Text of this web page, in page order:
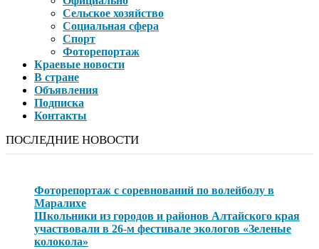
Сельское хозяйство
Социальная сфера
Спорт
Фоторепортаж
Краевые новости
В стране
Объявления
Подписка
Контакты
ПОСЛЕДНИЕ НОВОСТИ
Фоторепортаж с соревнований по волейболу в
Маралихе
Школьники из городов и районов Алтайского края
участвовали в 26-м фестивале экологов «Зеленые
колокола»